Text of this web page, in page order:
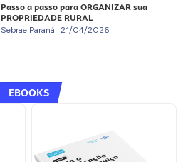
Passo a passo para ORGANIZAR sua
PROPRIEDADE RURAL
Sebrae Paraná 21/04/2026
EBOOKS